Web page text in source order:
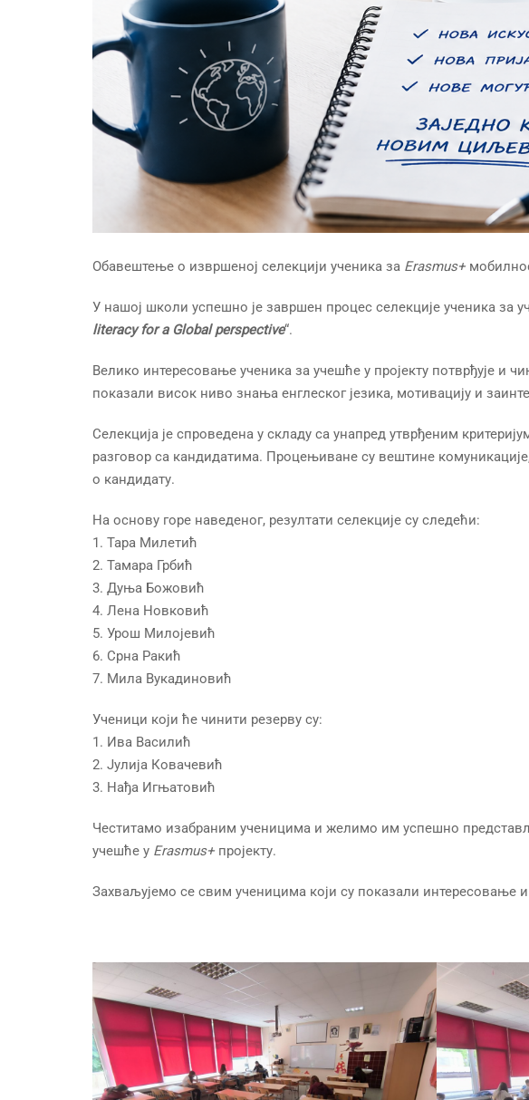
Обавештење о извршеној селекцији ученика за Erasmus+
У нашој школи успешно је завршен процес селекције ученика за
literacy for a Global perspective“.
Велико интересовање ученика за учешће у пројекту потврђује и
показали висок ниво знања енглеског језика, мотивацију и
Селекција је спроведена у складу са унапред утврђеним
разговор са кандидатима. Процењиване су вештине
о кандидату.
На основу горе наведеног, резултати селекције су следећи:
1. Тара Милетић
2. Тамара Грбић
3. Дуња Божовић
4. Лена Новковић
5. Урош Милојевић
6. Срна Ракић
7. Мила Вукадиновић
Ученици који ће чинити резерву су:
1. Ива Василић
2. Јулија Ковачевић
3. Нађа Игњатовић
Честитамо изабраним ученицима и желимо им успешно
учешће у Erasmus+пројекту.
Захваљујемо се свим ученицима који су показали интересовање